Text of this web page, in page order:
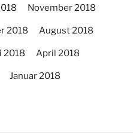
November 2018
2018 August 2018
2018 April 2018
Januar 2018